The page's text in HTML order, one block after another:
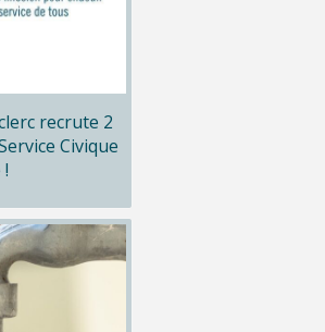
recrute 2
Civique